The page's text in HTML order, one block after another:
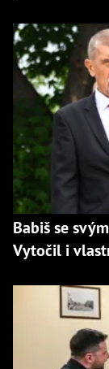
Babiš se
Vytočil i